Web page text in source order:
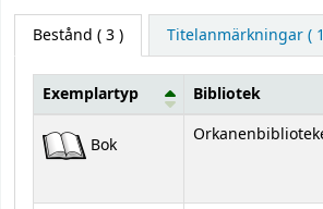
Bestånd ( 3 ) Titelanmärkningar (
Bestånd
Exemplartyp Bibliotek
Bok